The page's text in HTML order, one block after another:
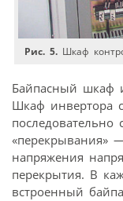
Рис. 5. Шкаф
Байпасный шкаф
Шкаф инвертора
последовательно
«перекрывания»
напряжения
перекрытия. В
встроенный